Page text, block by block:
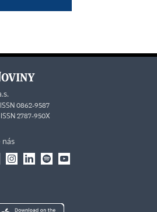
0862-9587
2787-950X
nás